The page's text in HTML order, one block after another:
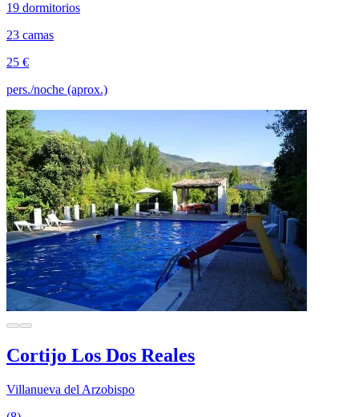
19 dormitorios
23 camas
25 €
pers./noche (aprox.)
Cortijo Los Dos Reales
Villanueva del Arzobispo